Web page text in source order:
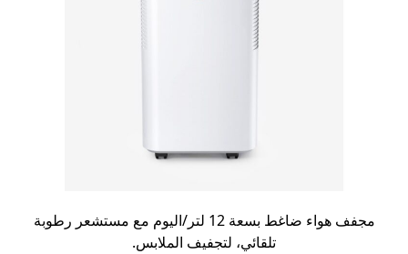
مجفف هواء ضاغط بسعة 12 لتر/اليوم مع مستشعر رطوبة
تلقائي، لتجفيف الملابس.